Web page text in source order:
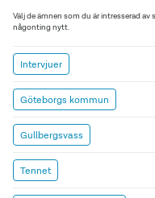
Välj de ämnen som du är intresserad
någonting nytt.
Intervjuer
Göteborgs kommun
Gullbergsvass
Tennet